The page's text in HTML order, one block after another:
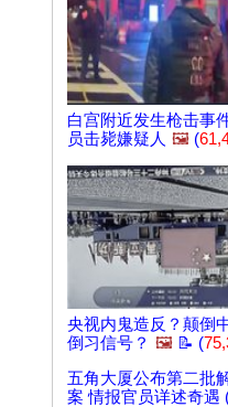
白宫附近发生枪击事
员击毙嫌疑人 🖼️ (
央视内鬼造反？颠倒
倒习信号？ 🖼️ 📝 (
五角大厦公布第二批
案 情报官员详述奇遇